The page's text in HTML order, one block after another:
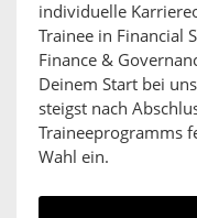
individuelle
Trainee in Financial
Finance &
Deinem Start bei
steigst nach
Traineeprogramms
Wahl ein.